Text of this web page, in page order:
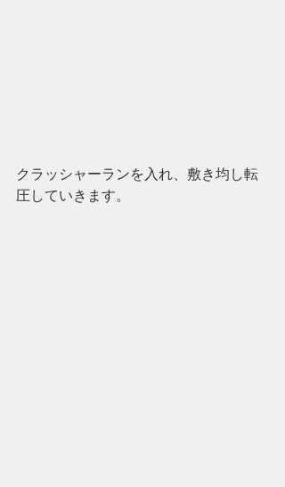
クラッシャーランを入れ、敷き均し転
圧していきます。